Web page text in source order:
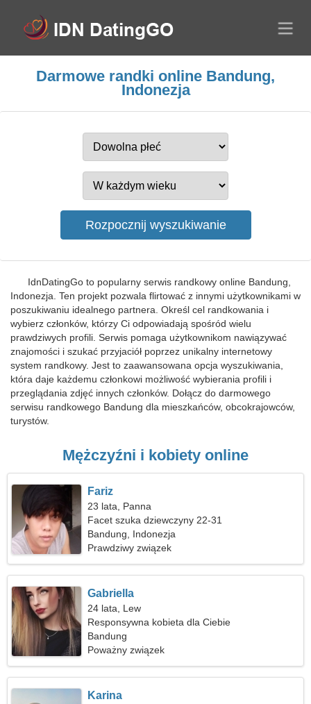
Darmowe randki online Bandung,
Indonezja
IdnDatingGo to popularny serwis randkowy online Bandung,
Indonezja. Ten projekt pozwala flirtować z innymi użytkownikami w
poszukiwaniu idealnego partnera. Określ cel randkowania i
wybierz członków, którzy Ci odpowiadają spośród wielu
prawdziwych profili. Serwis pomaga użytkownikom nawiązywać
znajomości i szukać przyjaciół poprzez unikalny internetowy
system randkowy. Jest to zaawansowana opcja wyszukiwania,
która daje każdemu członkowi możliwość wybierania profili i
przeglądania zdjęć innych członków. Dołącz do darmowego
serwisu randkowego Bandung dla mieszkańców, obcokrajowców,
turystów.
Mężczyźni i kobiety online
Fariz
23 lata, Panna
Facet szuka dziewczyny 22-31
Bandung, Indonezja
Prawdziwy związek
Gabriella
24 lata, Lew
Responsywna kobieta dla Ciebie
Bandung
Poważny związek
Karina